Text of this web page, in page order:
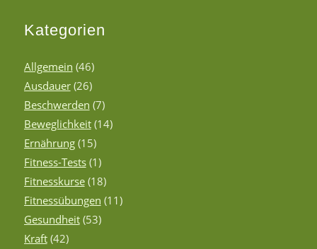
Kategorien
Allgemein (46)
Ausdauer(26)
Beschwerden (7)
Beweglichkeit(14)
Ernährung(15)
Fitness-Tests(1)
Fitnesskurse(18)
Fitnessübungen (11)
Gesundheit(53)
Kraft(42)